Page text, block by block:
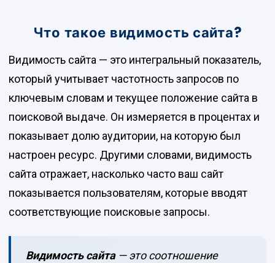
Что такое видимость сайта?
Видимость сайта — это интегральный показатель,
который учитывает частотность запросов по
ключевым словам и текущее положение сайта в
поисковой выдаче. Он измеряется в процентах и
показывает долю аудитории, на которую был
настроен ресурс. Другими словами, видимость
сайта отражает, насколько часто ваш сайт
показывается пользователям, которые вводят
соответствующие поисковые запросы.
Видимость сайта— это соотношение